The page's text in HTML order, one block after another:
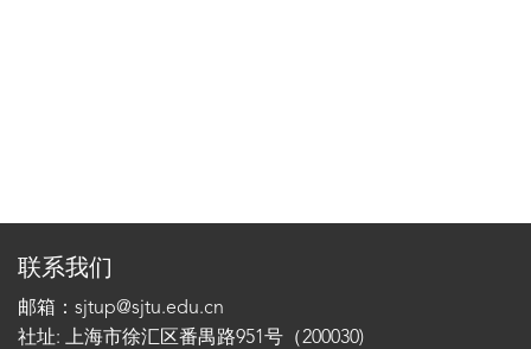
联系我们
邮箱：sjtup@sjtu.edu.cn
社址: 上海市徐汇区番禺路951号（200030)